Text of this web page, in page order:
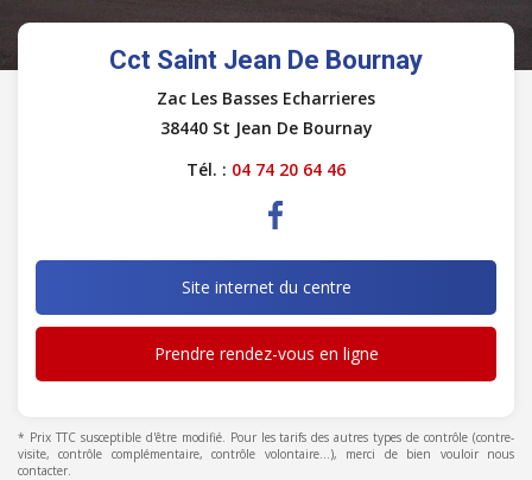
Cct Saint Jean De Bournay
Zac Les Basses Echarrieres
38440 St Jean De Bournay
Tél. : 04 74 20 64 46
Site internet du centre
Prendre rendez-vous en ligne
* Prix TTC susceptible d'être modifié. Pour les tarifs des autres types de contrôle (contre-
visite, contrôle complémentaire, contrôle volontaire...), merci de bien vouloir nous
contacter.